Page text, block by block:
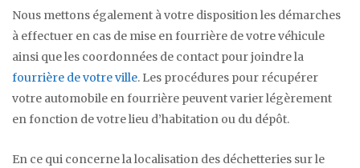
Nous mettons également à votre disposition les démarches
à effectuer en cas de mise en fourrière de votre véhicule
ainsi que les coordonnées de contact pour joindre la
fourrière de votre ville. Les procédures pour récupérer
votre automobile en fourrière peuvent varier légèrement
en fonction de votre lieu d’habitation ou du dépôt.
En ce qui concerne la localisation des déchetteries sur le